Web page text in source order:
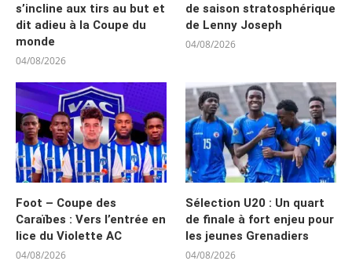
s’incline aux tirs au but et
dit adieu à la Coupe du
monde
04/08/2026
de saison stratosphérique
de Lenny Joseph
04/08/2026
Foot – Coupe des
Caraïbes : Vers l’entrée en
lice du Violette AC
04/08/2026
Sélection U20 : Un quart
de finale à fort enjeu pour
les jeunes Grenadiers
04/08/2026